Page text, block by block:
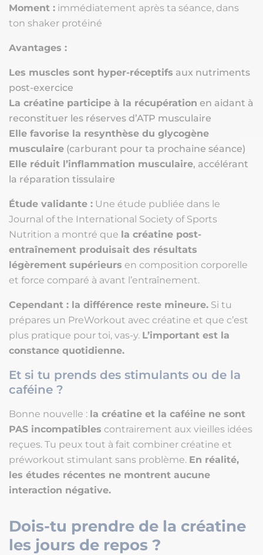
Moment : immédiatement après ta séance, dans
ton shaker protéiné
Avantages :
Les muscles sont hyper-réceptifs aux nutriments
post-exercice
La créatine participe à la récupération en aidant à
reconstituer les réserves d’ATP musculaire
Elle favorise la resynthèse du glycogène
musculaire (carburant pour ta prochaine séance)
Elle réduit l’inflammation musculaire, accélérant
la réparation tissulaire
Étude validante : Une étude publiée dans le
Journal of the International Society of Sports
Nutrition a montré que la créatine post-
entraînement produisait des résultats
légèrement supérieurs en composition corporelle
et force comparé à avant l’entraînement.
Cependant : la différence reste mineure. Si tu
prépares un PreWorkout avec créatine et que c’est
plus pratique pour toi, vas-y. L’important est la
constance quotidienne.
Et si tu prends des stimulants ou de la
caféine ?
Bonne nouvelle : la créatine et la caféine ne sont
PAS incompatibles contrairement aux vieilles idées
reçues. Tu peux tout à fait combiner créatine et
préworkout stimulant sans problème. En réalité,
les études récentes ne montrent aucune
interaction négative.
Dois-tu prendre de la créatine
les jours de repos ?